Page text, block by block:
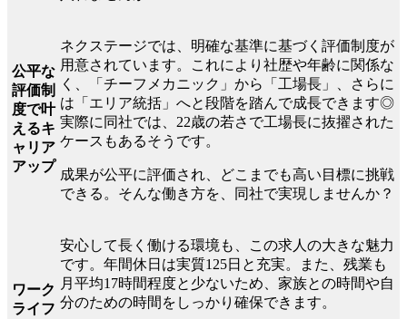
公平な
評価制
度で叶
えるキ
ャリア
アップ
ネクステージでは、明確な基準に基づく評価制度が
用意されています。これにより社歴や年齢に関係な
く、「チーフメカニック」から「工場長」、さらに
は「エリア統括」へと段階を踏んで成長できます◎
実際に同社では、22歳の若さで工場長に抜擢された
ケースもあるそうです。
成果が公平に評価され、どこまでも高い目標に挑戦
できる。そんな働き方を、同社で実現しませんか？
ワーク
ライフ
安心して長く働ける環境も、この求人の大きな魅力
です。年間休日は実質125日と充実。また、残業も
月平均17時間程度と少ないため、家族との時間や自
分のための時間をしっかり確保できます。